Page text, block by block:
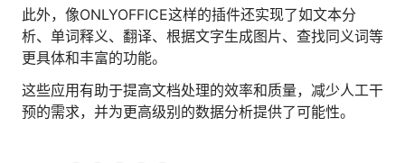
此外，像ONLYOFFICE这样的插件还实现了如文本分
析、单词释义、翻译、根据文字生成图片、查找同义词等
更具体和丰富的功能。
这些应用有助于提高文档处理的效率和质量，减少人工干
预的需求，并为更高级别的数据分析提供了可能性。